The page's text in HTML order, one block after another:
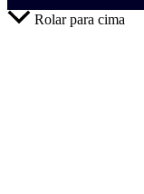
Rolar para cima